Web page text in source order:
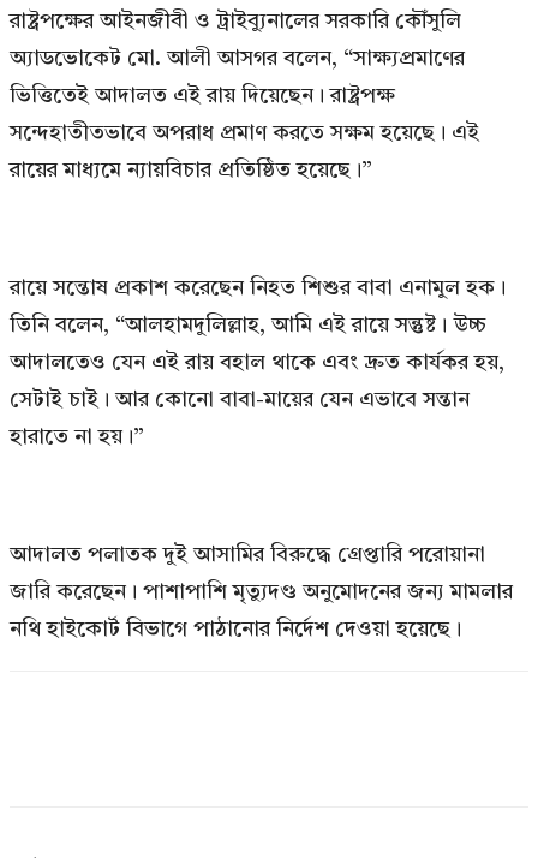
রাষ্ট্রপক্ষের আইনজীবী ও ট্রাইব্যুনালের সরকারি কৌঁসুলি
অ্যাডভোকেট মো. আলী আসগর বলেন, “সাক্ষ্যপ্রমাণের
ভিত্তিতেই আদালত এই রায় দিয়েছেন। রাষ্ট্রপক্ষ
সন্দেহাতীতভাবে অপরাধ প্রমাণ করতে সক্ষম হয়েছে। এই
রায়ের মাধ্যমে ন্যায়বিচার প্রতিষ্ঠিত হয়েছে।”
রায়ে সন্তোষ প্রকাশ করেছেন নিহত শিশুর বাবা এনামুল হক।
তিনি বলেন, “আলহামদুলিল্লাহ, আমি এই রায়ে সন্তুষ্ট। উচ্চ
আদালতেও যেন এই রায় বহাল থাকে এবং দ্রুত কার্যকর হয়,
সেটাই চাই। আর কোনো বাবা-মায়ের যেন এভাবে সন্তান
হারাতে না হয়।”
আদালত পলাতক দুই আসামির বিরুদ্ধে গ্রেপ্তারি পরোয়ানা
জারি করেছেন। পাশাপাশি মৃত্যুদণ্ড অনুমোদনের জন্য মামলার
নথি হাইকোর্ট বিভাগে পাঠানোর নির্দেশ দেওয়া হয়েছে।